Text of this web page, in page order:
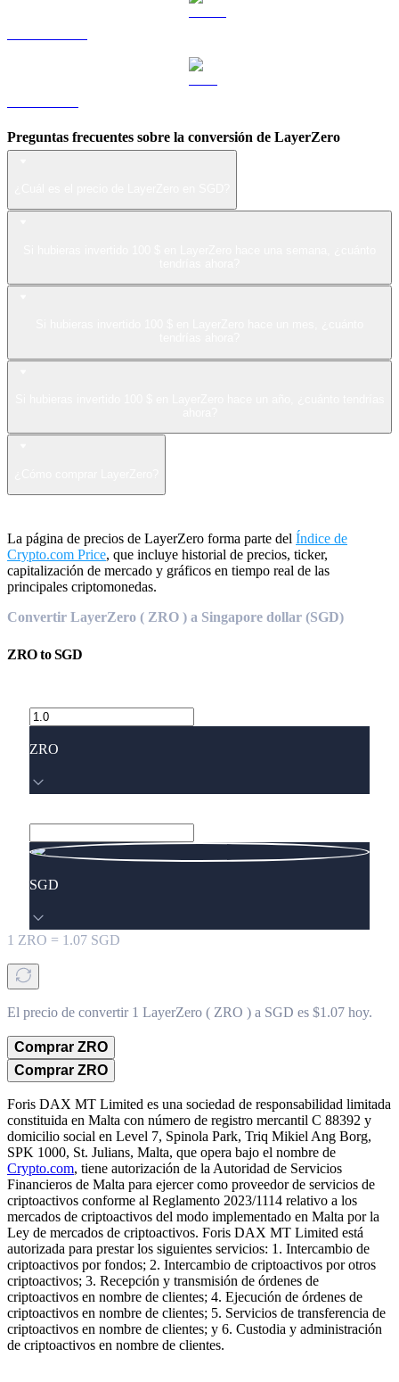
Preguntas frecuentes sobre la conversión de LayerZero
La página de precios de LayerZero forma parte del Índice de
Crypto.com Price, que incluye historial de precios, ticker,
capitalización de mercado y gráficos en tiempo real de las
principales criptomonedas.
Convertir LayerZero ( ZRO ) a Singapore dollar (SGD)
ZROtoSGD
ZRO
SGD
1 ZRO = 1.07 SGD
El precio de convertir 1 LayerZero ( ZRO ) a SGD es $1.07 hoy.
Comprar ZRO
Comprar ZRO
Foris DAX MT Limited es una sociedad de responsabilidad limitada
constituida en Malta con número de registro mercantil C 88392 y
domicilio social en Level 7, Spinola Park, Triq Mikiel Ang Borg,
SPK 1000, St. Julians, Malta, que opera bajo el nombre de
Crypto.com, tiene autorización de la Autoridad de Servicios
Financieros de Malta para ejercer como proveedor de servicios de
criptoactivos conforme al Reglamento 2023/1114 relativo a los
mercados de criptoactivos del modo implementado en Malta por la
Ley de mercados de criptoactivos. Foris DAX MT Limited está
autorizada para prestar los siguientes servicios: 1. Intercambio de
criptoactivos por fondos; 2. Intercambio de criptoactivos por otros
criptoactivos; 3. Recepción y transmisión de órdenes de
criptoactivos en nombre de clientes; 4. Ejecución de órdenes de
criptoactivos en nombre de clientes; 5. Servicios de transferencia de
criptoactivos en nombre de clientes; y 6. Custodia y administración
de criptoactivos en nombre de clientes.